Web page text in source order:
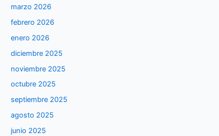
marzo 2026
febrero 2026
enero 2026
diciembre 2025
noviembre 2025
octubre 2025
septiembre 2025
agosto 2025
junio 2025